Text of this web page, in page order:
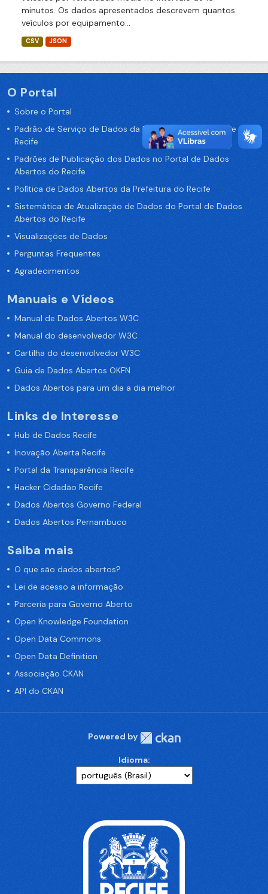
minutos. Os dados apresentados descrevem quantos
veículos por equipamento...
CSV JSON
O Portal
Sobre o Portal
Padrão de Serviço de Dados da Prefeitura da Cidade de
Recife
Padrões de Publicação dos Dados no Portal de Dados
Abertos do Recife
Política de Dados Abertos da Prefeitura do Recife
Sistemática de Atualização de Dados do Portal de Dados
Abertos do Recife
Visualizações de Dados
Perguntas Frequentes
Agradecimentos
Manuais e Vídeos
Manual de Dados Abertos W3C
Manual do desenvolvedor W3C
Cartilha do desenvolvedor W3C
Guia de Dados Abertos OKFN
Dados Abertos para um dia a dia melhor
Links de Interesse
Hub de Dados Recife
Inovação Aberta Recife
Portal da Transparência Recife
Hacker Cidadão Recife
Dados Abertos Governo Federal
Dados Abertos Pernambuco
Saiba mais
O que são dados abertos?
Lei de acesso a informação
Parceria para Governo Aberto
Open Knowledge Foundation
Open Data Commons
Open Data Definition
Associação CKAN
API do CKAN
Powered by
Idioma